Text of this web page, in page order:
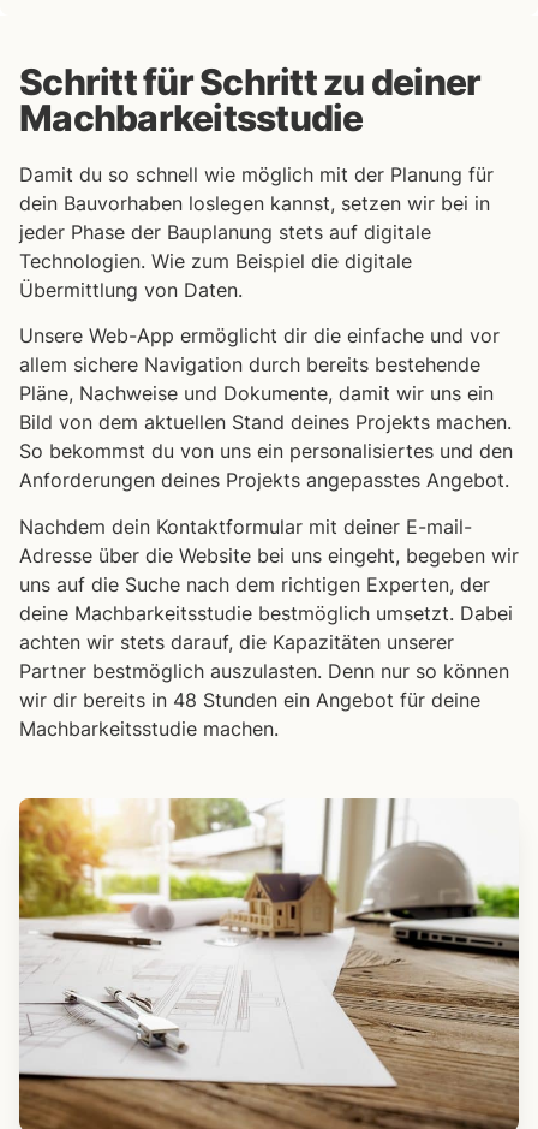
Schritt für Schritt zu deiner
Machbarkeitsstudie
Damit du so schnell wie möglich mit der Planung für
dein Bauvorhaben loslegen kannst, setzen wir bei in
jeder Phase der Bauplanung stets auf digitale
Technologien. Wie zum Beispiel die digitale
Übermittlung von Daten.
Unsere Web-App ermöglicht dir die einfache und vor
allem sichere Navigation durch bereits bestehende
Pläne, Nachweise und Dokumente, damit wir uns ein
Bild von dem aktuellen Stand deines Projekts machen.
So bekommst du von uns ein personalisiertes und den
Anforderungen deines Projekts angepasstes Angebot.
Nachdem dein Kontaktformular mit deiner E-mail-
Adresse über die Website bei uns eingeht, begeben wir
uns auf die Suche nach dem richtigen Experten, der
deine Machbarkeitsstudie bestmöglich umsetzt. Dabei
achten wir stets darauf, die Kapazitäten unserer
Partner bestmöglich auszulasten. Denn nur so können
wir dir bereits in 48 Stunden ein Angebot für deine
Machbarkeitsstudie machen.